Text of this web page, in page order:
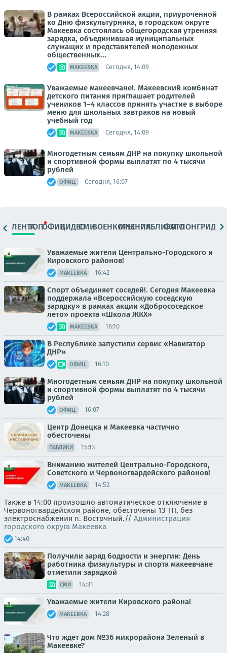
В рамках Всероссийской акции, приуроченной
ко Дню физкультурника, в городском округе
Макеевка состоялась общегородская утренняя
зарядка, объединившая муниципальных
служащих и представителей молодежных
общественных...
МАКЕЕВКА Сегодня, 14:09
Уважаемые макеевчане!. Макеевский комбинат
детского питания приглашает родителей
учеников 1–4 классов принять участие в выборе
меню для школьных завтраков на новый
учебный год
МАКЕЕВКА Сегодня, 14:09
Многодетным семьям ДНР на покупку школьной
и спортивной формы выплатят по 4 тысячи
рублей
ОФИЦ. Сегодня, 16:07
ЛЕНТАТОПОФИЦ.ВИДЕОСМИВОЕНКОРЫМНЕНИЯПАБЛИКИ
ФОТОЛОНГРИДЫ
Уважаемые жители Центрально-Городского и
Кировского районов!
МАКЕЕВКА 16:42
Спорт объединяет соседей!. Сегодня Макеевка
поддержала «Всероссийскую соседскую
зарядку» в рамках акции «Добрососедское
лето» проекта «Школа ЖКХ»
МАКЕЕВКА 16:10
В Республике запустили сервис «Навигатор
ДНР»
ОФИЦ. 16:10
Многодетным семьям ДНР на покупку школьной
и спортивной формы выплатят по 4 тысячи
рублей
ОФИЦ. 16:07
Центр Донецка и Макеевка частично
обесточены
ПАБЛИКИ 15:13
Вниманию жителей Центрально-Городского,
Советского и Червоногвардейского районов!
МАКЕЕВКА 14:52
Также в 14:00 произошло автоматическое отключение в
Червоногвардейском районе, обесточены 13 ТП, без
электроснабжения п. Восточный.// Администрация
городского округа Макеевка
14:40
Получили заряд бодрости и энергии: День
работника физкультуры и спорта макеевчане
отметили зарядкой
СМИ 14:31
Уважаемые жители Кировского района!
МАКЕЕВКА 14:28
Что ждет дом №36 микрорайона Зеленый в
Макеевке?